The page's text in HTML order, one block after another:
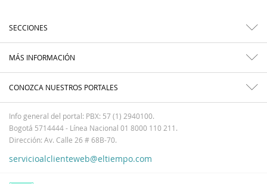
SECCIONES
MÁS INFORMACIÓN
CONOZCA NUESTROS PORTALES
Info general del portal: PBX: 57 (1) 2940100.
Bogotá 5714444 - Línea Nacional 01 8000 110 211.
Dirección: Av. Calle 26 # 68B-70.
servicioalclienteweb@eltiempo.com